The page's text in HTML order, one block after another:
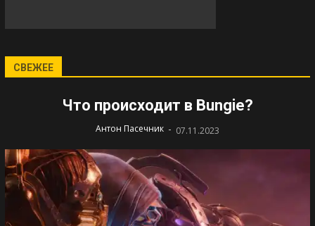
СВЕЖЕЕ
Что происходит в Bungie?
Антон Пасечник - 07.11.2023